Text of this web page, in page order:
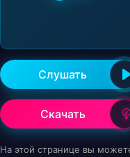
Слушать
Скачать
На этой странице вы